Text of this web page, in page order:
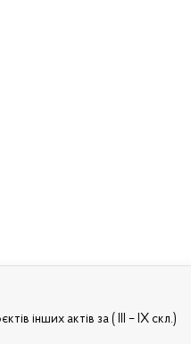
інших актів за ( III – IX скл.)